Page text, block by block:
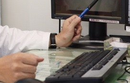
新